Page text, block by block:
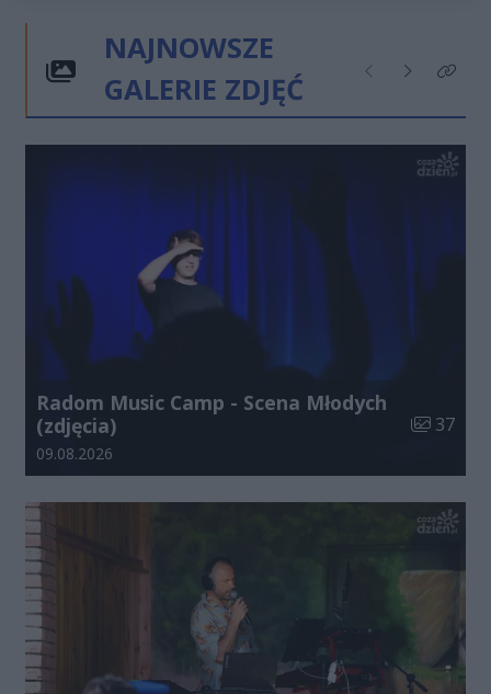
NAJNOWSZE
GALERIE ZDJĘĆ
Poprzednie
NastępneKliknij
Radom Music Camp - Scena Młodych
(zdjęcia)
Liczba
37
Data dodania galerii:
09.08.2026